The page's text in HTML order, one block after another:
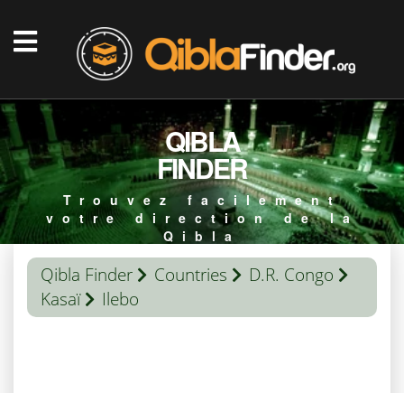
QIBLA
FINDER
Trouvez facilement
votre direction de la
Qibla
Qibla Finder Countries
D.R. Congo
Kasaï
Ilebo